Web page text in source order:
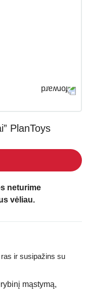
PlanToys
neturime
vėliau.
ir susipažins su
mąstymą,